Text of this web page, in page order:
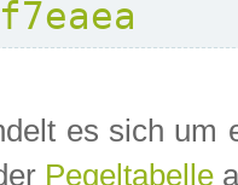
es sich um
Pegeltabelle